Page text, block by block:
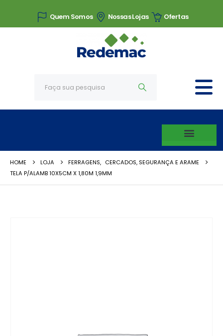
Quem Somos Nossas Lojas Ofertas
HOME LOJA FERRAGENS, CERCADOS, SEGURANÇA E ARAME
TELA P/ALAMB 10X5CM X 1,80M 1,9MM